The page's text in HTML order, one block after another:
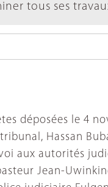
tous ses
déposées le 4
Hassan
aux autorités
Jean-